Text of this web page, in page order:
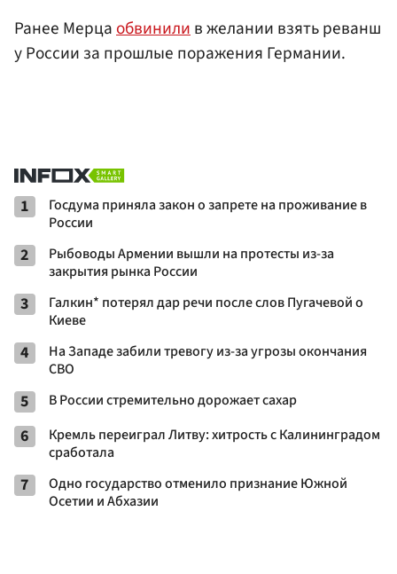
Ранее Мерцаобвинилив желании взять реванш
у России за прошлые поражения Германии.
1
Госдума приняла закон о запрете на проживание в
России
2
Рыбоводы Армении вышли на протесты из-за
закрытия рынка России
3
Галкин* потерял дар речи после слов Пугачевой о
Киеве
4
На Западе забили тревогу из-за угрозы окончания
СВО
5 В России стремительно дорожает сахар
6
Кремль переиграл Литву: хитрость с Калининградом
сработала
7
Одно государство отменило признание Южной
Осетии и Абхазии